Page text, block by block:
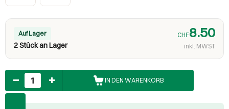
Auf Lager
2 Stück an Lager
CHF8.50
inkl. MWST
Anzahl
IN DEN WARENKORB